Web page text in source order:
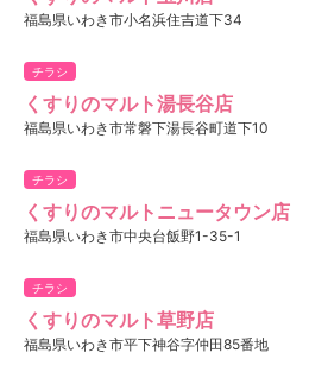
福島県いわき市小名浜住吉道下34
チラシ
くすりのマルト湯長谷店
福島県いわき市常磐下湯長谷町道下10
チラシ
くすりのマルトニュータウン店
福島県いわき市中央台飯野1-35-1
チラシ
くすりのマルト草野店
福島県いわき市平下神谷字仲田85番地